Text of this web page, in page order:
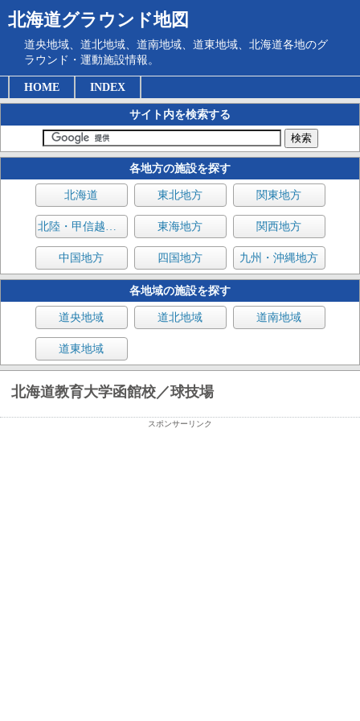
北海道グラウンド地図
道央地域、道北地域、道南地域、道東地域、北海道各地のグ
ラウンド・運動施設情報。
HOME INDEX
サイト内を検索する
各地方の施設を探す
北海道 東北地方 関東地方
北陸・甲信越地方 東海地方 関西地方
中国地方 四国地方 九州・沖縄地方
各地域の施設を探す
道央地域 道北地域 道南地域
道東地域
北海道教育大学函館校／球技場
スポンサーリンク